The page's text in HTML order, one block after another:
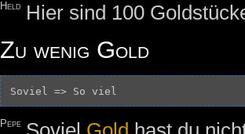
Held Hier sind 100
Zu wenig Gold
Pepe